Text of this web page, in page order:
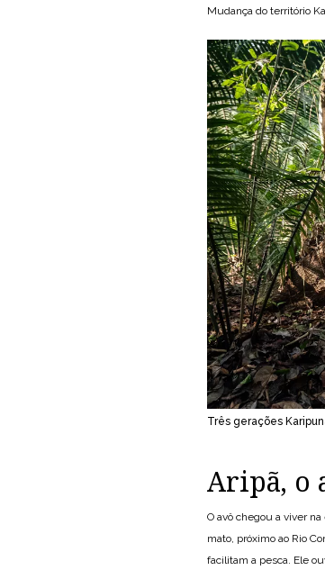
Mudança do território
Três gerações
Aripã, o
O avô chegou a viver
mato, próximo ao Rio
facilitam a pesca. Ele